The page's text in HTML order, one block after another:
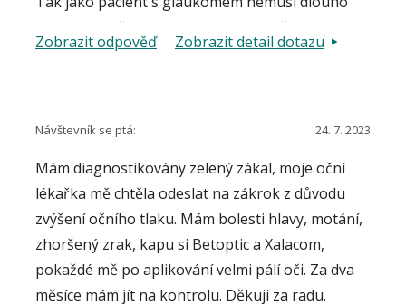
pozorovat příznaky svého onemocnění
glaukomem, tak podobně nemusí pozorovat ani
pomocí vyšetření OCT, perimetrií, oftalmoskopií
funkcí by měl být v průběhu léčby zachován, bez
zhoršení vyšetřovaných parametrů. Pokud se
toto nepodaří terapií jednou účinnou látkou,
mění odborník terapii, případně indikuje
intervenční zákrok.
Zobrazit odpověď Zobrazit detail dotazu
Návštevník se ptá: 24. 7. 2023
Mám diagnostikovány zelený zákal, moje oční
lékařka mě chtěla odeslat na zákrok z důvodu
zvýšení očního tlaku. Mám bolesti hlavy, motání,
zhoršený zrak, kapu si Betoptic a Xalacom,
pokaždé mě po aplikování velmi pálí oči. Za dva
měsíce mám jít na kontrolu. Děkuji za radu.